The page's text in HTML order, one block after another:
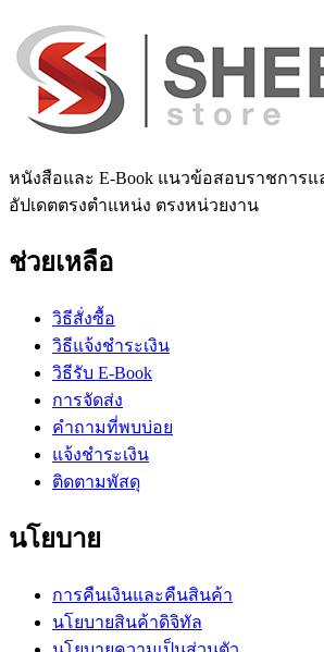
หนังสือและ E-Book แนวข้อสอบราชการ
อัปเดตตรงตำแหน่ง ตรงหน่วยงาน
ช่วยเหลือ
วิธีสั่งซื้อ
วิธีแจ้งชำระเงิน
วิธีรับ E-Book
การจัดส่ง
คำถามที่พบบ่อย
แจ้งชำระเงิน
ติดตามพัสดุ
นโยบาย
การคืนเงินและคืนสินค้า
นโยบายสินค้าดิจิทัล